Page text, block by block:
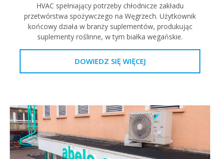
HVAC spełniający potrzeby chłodnicze zakładu
przetwórstwa spożywczego na Węgrzech. Użytkownik
końcowy działa w branży suplementów, produkując
suplementy roślinne, w tym białka wegańskie.
DOWIEDZ SIĘ WIĘCEJ